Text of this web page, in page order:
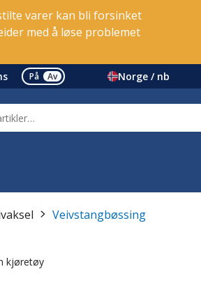
varer kan bli forsinket
med å løse problemet
På Av Norge / nb
Veivstangbøssing
kjøretøy